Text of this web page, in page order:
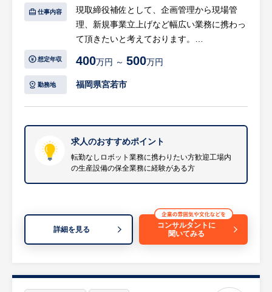
仕事内容
現取締役補佐として、企画管理から現場管
理、新規事業立上げなど幅広い業務に携わっ
て頂きたいと考えております。
【具体的には…】
・新設、改造案件：ティーチングやロボット
グなどに発生する業務。
・定期作業：ロボットの定期点検やグリス他
消耗品の交換作業。通常ロボットは2年に一
度定期しグリス交換を行う。また故障時など
の部品交換などの保守業務。
勢があれば可。ロボットに必要な資格は入社
後に取得しても良い。
※当面は、福岡県内の某大手ロボットメーカ
想定年収 400万円 ～ 500万円
勤務地 福岡県宮若市
求人のおすすめポイント
転勤なしロボット業務に携わりたい方歓迎工場内
の生産設備の保全業務に経験がある方
詳細を見る
コンサルタントに
聞いてみる